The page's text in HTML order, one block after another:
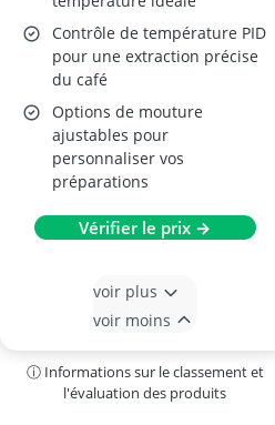
Contrôle de température PID
pour une extraction précise
du café
Options de mouture
ajustables pour
personnaliser vos
préparations
Vérifier le prix →
voir plus
voir moins
ⓘ Informations sur le classement et
l'évaluation des produits